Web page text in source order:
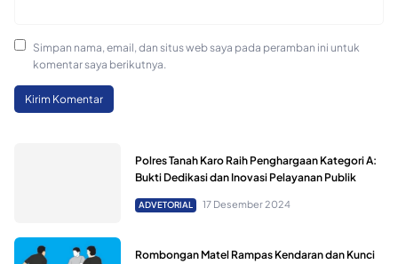
Simpan nama, email, dan situs web saya pada peramban ini untuk
komentar saya berikutnya.
Polres Tanah Karo Raih Penghargaan Kategori A:
Bukti Dedikasi dan Inovasi Pelayanan Publik
ADVETORIAL 17 Desember 2024
Rombongan Matel Rampas Kendaran dan Kunci